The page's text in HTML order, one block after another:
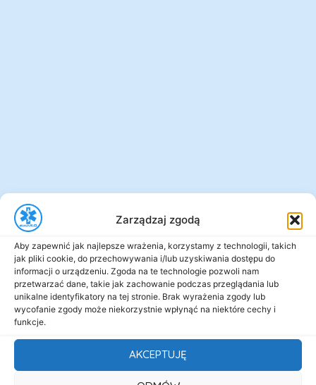
Zarządzaj zgodą
Aby zapewnić jak najlepsze wrażenia, korzystamy z technologii, takich
jak pliki cookie, do przechowywania i/lub uzyskiwania dostępu do
informacji o urządzeniu. Zgoda na te technologie pozwoli nam
przetwarzać dane, takie jak zachowanie podczas przeglądania lub
unikalne identyfikatory na tej stronie. Brak wyrażenia zgody lub
wycofanie zgody może niekorzystnie wpłynąć na niektóre cechy i
funkcje.
AKCEPTUJĘ